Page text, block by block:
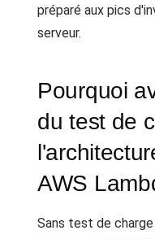
préparé aux pics
serveur.
Pourquoi
du test de
AWS
Sans test de charge